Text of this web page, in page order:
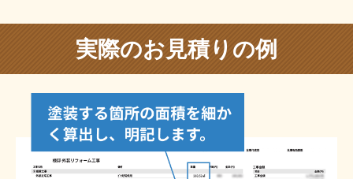
実際のお見積りの例